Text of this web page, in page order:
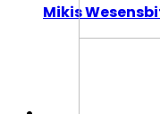
Mikis